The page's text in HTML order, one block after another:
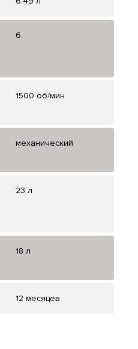
6
1500 об/мин
механический
23 л
18 л
12 месяцев